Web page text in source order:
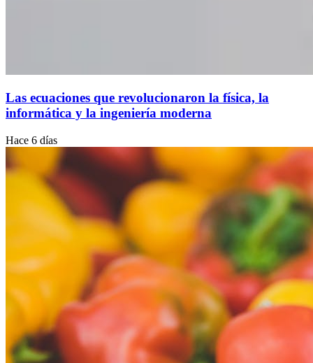
Las ecuaciones que revolucionaron la física, la
informática y la ingeniería moderna
Hace 6 días